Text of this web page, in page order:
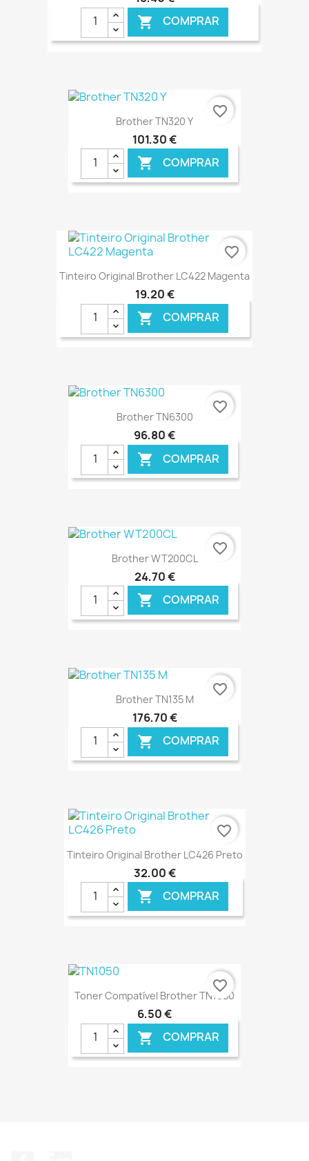
 COMPRAR
Brother TN320 Y
101,30 €
 COMPRAR
€ ONLINE
favorite_border
Tinteiro Original Brother LC422 Magenta
19,20 €
 COMPRAR
favorite_border
Brother TN6300
96,80 €
 COMPRAR
€ ONLINE
favorite_border
Brother WT200CL
24,70 €
 COMPRAR
€ ONLINE
favorite_border
Brother TN135 M
176,70 €
 COMPRAR
€ ONLINE
favorite_border
Tinteiro Original Brother LC426 Preto
32,00 €
 COMPRAR
favorite_border
Toner Compatível Brother TN1050
6,50 €
 COMPRAR
favorite_border